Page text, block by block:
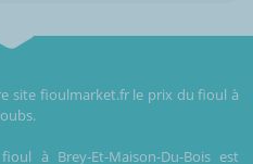
site fioulmarket.fr le prix du fioul à
à Brey-Et-Maison-Du-Bois est